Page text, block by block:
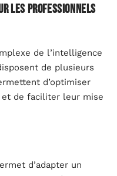
les professionnels
de l’intelligence
de plusieurs
d’optimiser
de faciliter leur mise
d’adapter un